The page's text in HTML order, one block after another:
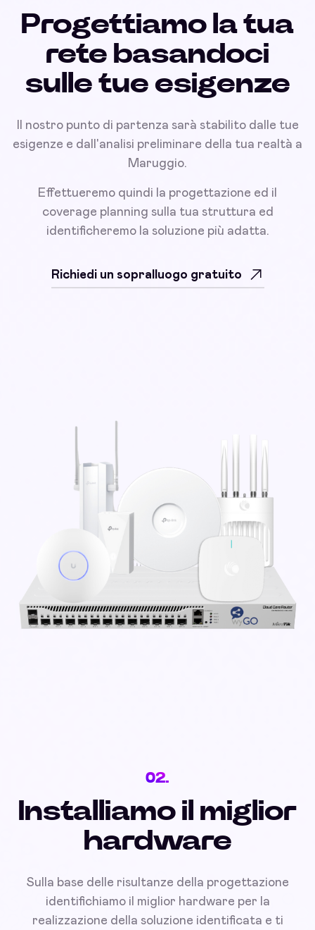
Progettiamo la tua
rete basandoci
sulle tue esigenze
Il nostro punto di partenza sarà stabilito dalle tue
esigenze e dall'analisi preliminare della tua realtà a
Maruggio.
Effettueremo quindi la progettazione ed il
coverage planning sulla tua struttura ed
identificheremo la soluzione più adatta.
Richiedi un sopralluogo gratuito
02.
Installiamo il miglior
hardware
Sulla base delle risultanze della progettazione
identifichiamo il miglior hardware per la
realizzazione della soluzione identificata e ti